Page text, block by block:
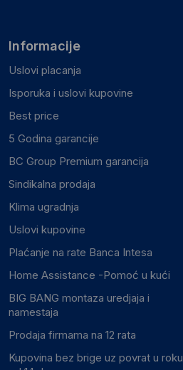
Informacije
Uslovi placanja
Isporuka i uslovi kupovine
Best price
5 Godina garancije
BC Group Premium garancija
Sindikalna prodaja
Klima ugradnja
Uslovi kupovine
Plaćanje na rate Banca Intesa
Home Assistance -Pomoć u kući
BIG BANG montaza uredjaja i
namestaja
Prodaja firmama na 12 rata
Kupovina bez brige uz povrat u roku